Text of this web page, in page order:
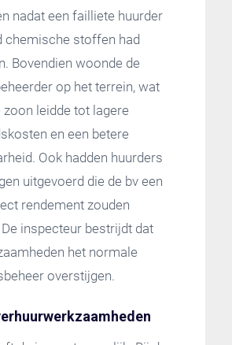
nadat een failliete huurder
chemische stoffen had
Bovendien woonde de
op het terrein, wat
zoon leidde tot lagere
en een betere
Ook hadden huurders
uitgevoerd die de bv een
rendement zouden
inspecteur bestrijdt dat
het normale
overstijgen.